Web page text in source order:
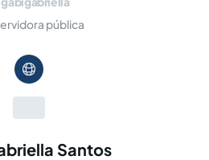
pública
Santos